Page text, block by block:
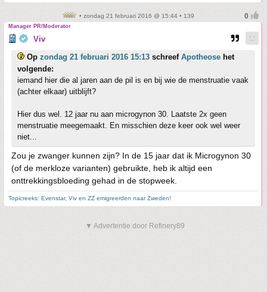
• zondag 21 februari 2016 @ 15:44 • 139
Manager PR/Moderator
Viv
Op zondag 21 februari 2016 15:13 schreef Apotheose het
volgende:
iemand hier die al jaren aan de pil is en bij wie de menstruatie vaak
(achter elkaar) uitblijft?
Hier dus wel. 12 jaar nu aan microgynon 30. Laatste 2x geen
menstruatie meegemaakt. En misschien deze keer ook wel weer
niet...
Zou je zwanger kunnen zijn? In de 15 jaar dat ik Microgynon 30
(of de merkloze varianten) gebruikte, heb ik altijd een
onttrekkingsbloeding gehad in de stopweek.
Topicreeks: Evenstar, Viv en ZZ emigreerden naar Zweden!
▼ Advertentie door Refinery89